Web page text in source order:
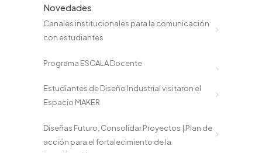
Novedades
Canales institucionales para la comunicación
con estudiantes
Programa ESCALA Docente
Estudiantes de Diseño Industrial visitaron el
Espacio MAKER
Diseñas Futuro, Consolidar Proyectos | Plan de
acción para el fortalecimiento de la